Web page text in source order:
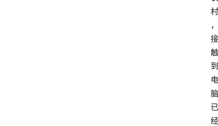
村
，
接
触
到
电
脑
已
经